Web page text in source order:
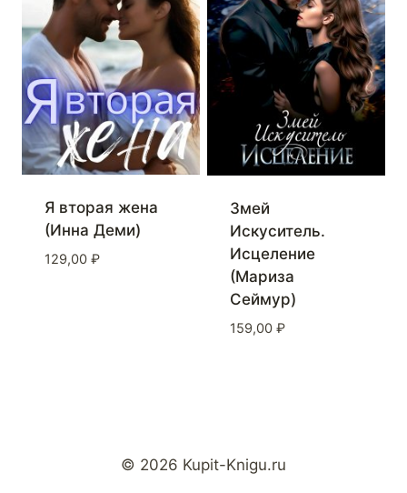
Я вторая жена
(Инна Деми)
129,00 ₽
Змей
Искуситель.
Исцеление
(Мариза
Сеймур)
159,00 ₽
© 2026 Kupit-Knigu.ru